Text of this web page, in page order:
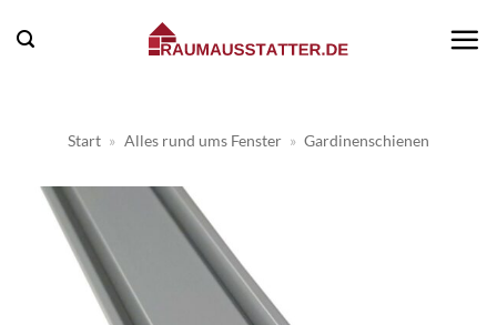
Inhalt
Start » Alles rund ums Fenster » Gardinenschienen